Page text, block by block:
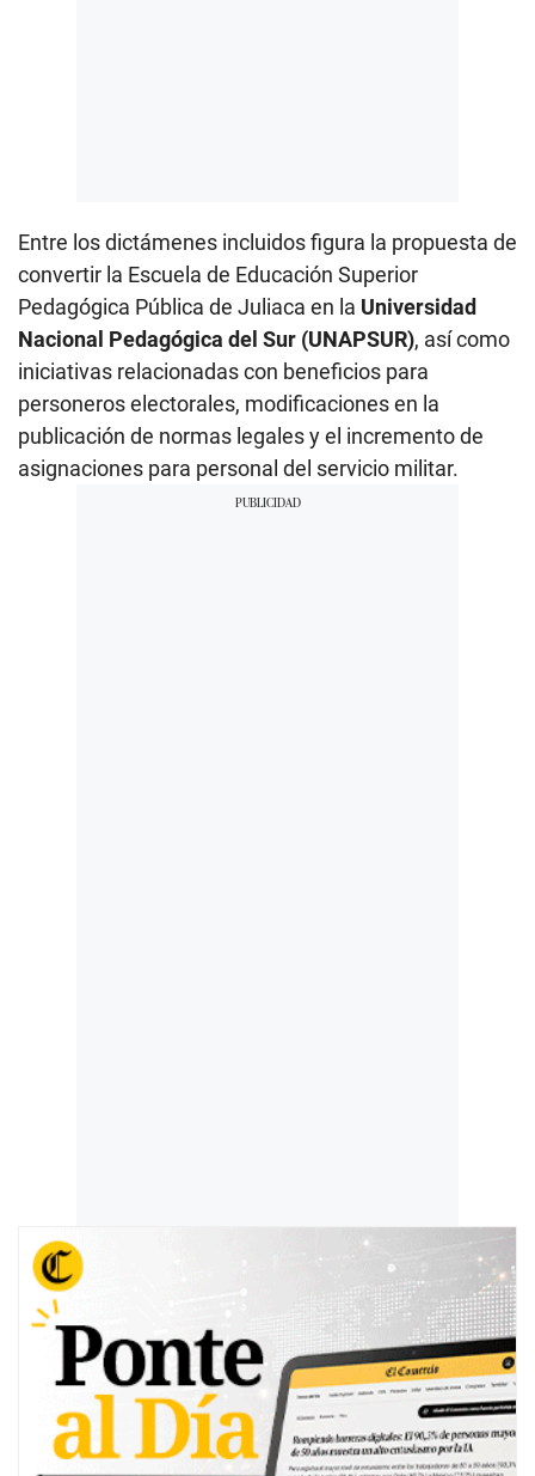
Entre los dictámenes incluidos figura la propuesta de
convertir la Escuela de Educación Superior
Pedagógica Pública de Juliaca en la Universidad
Nacional Pedagógica del Sur (UNAPSUR), así como
iniciativas relacionadas con beneficios para
personeros electorales, modificaciones en la
publicación de normas legales y el incremento de
asignaciones para personal del servicio militar.